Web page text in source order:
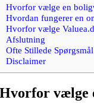
Hvorfor vælge en
Hvordan fungerer en
Hvorfor vælge
Afslutning
Ofte Stillede Spørgsmål
Disclaimer
Hvorfor vælge